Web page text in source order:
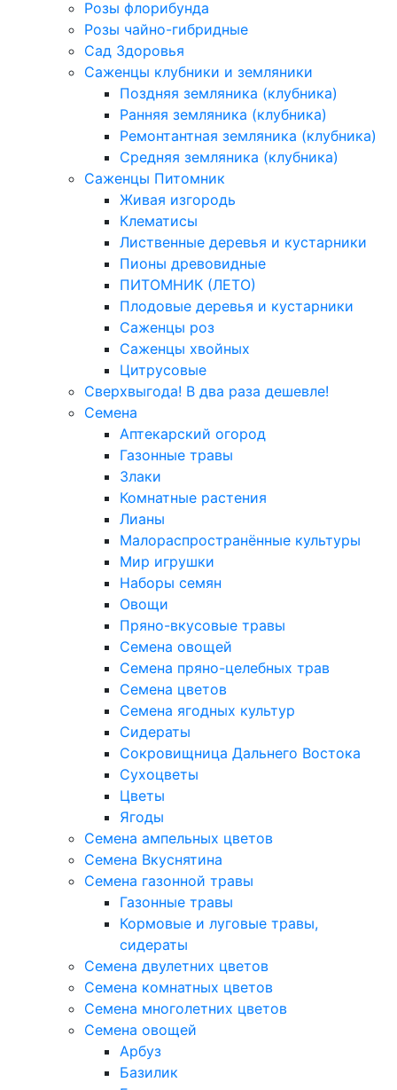
Розы флорибунда
Розы чайно-гибридные
Сад Здоровья
Саженцы клубники и земляники
Поздняя земляника (клубника)
Ранняя земляника (клубника)
Ремонтантная земляника (клубника)
Средняя земляника (клубника)
Саженцы Питомник
Живая изгородь
Клематисы
Лиственные деревья и кустарники
Пионы древовидные
ПИТОМНИК (ЛЕТО)
Плодовые деревья и кустарники
Саженцы роз
Саженцы хвойных
Цитрусовые
Сверхвыгода! В два раза дешевле!
Семена
Аптекарский огород
Газонные травы
Злаки
Комнатные растения
Лианы
Малораспространённые культуры
Мир игрушки
Наборы семян
Овощи
Пряно-вкусовые травы
Семена овощей
Семена пряно-целебных трав
Семена цветов
Семена ягодных культур
Сидераты
Сокровищница Дальнего Востока
Сухоцветы
Цветы
Ягоды
Семена ампельных цветов
Семена Вкуснятина
Семена газонной травы
Газонные травы
Кормовые и луговые травы,
сидераты
Семена двулетних цветов
Семена комнатных цветов
Семена многолетних цветов
Семена овощей
Арбуз
Базилик